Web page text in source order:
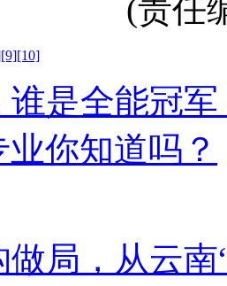
(责任
[9][10]
是全能冠
你知道吗？
做局，从云